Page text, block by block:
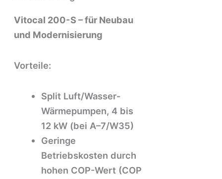
Vitocal 200-S – für Neubau
und Modernisierung
Vorteile:
Split Luft/Wasser-
Wärmepumpen, 4 bis
12 kW (bei A–7/W35)
Geringe
Betriebskosten durch
hohen COP-Wert (COP